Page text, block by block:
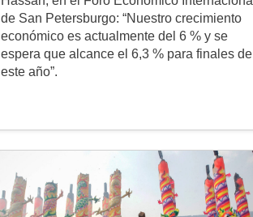
de San Petersburgo: “Nuestro crecimiento
económico es actualmente del 6 % y se
espera que alcance el 6,3 % para finales de
este año”.